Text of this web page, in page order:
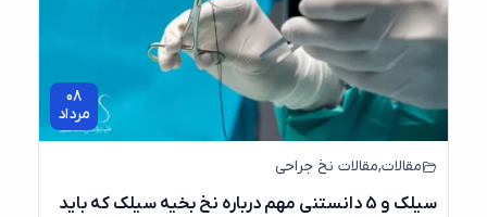
08
مرداد
مقالات,مقالات نخ جراحی
سیلک و 5 دانستنی مهم درباره نخ بخیه سیلک که باید